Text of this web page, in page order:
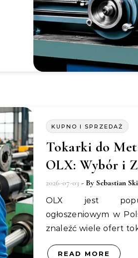
KUPNO I SPRZEDAŻ
Tokarki do
OLX: Wybór i
2026-07-03 - By Sebastian
OLX jest popularnym portalem
ogłoszeniowym w
znaleźć wiele ofert
READ MORE